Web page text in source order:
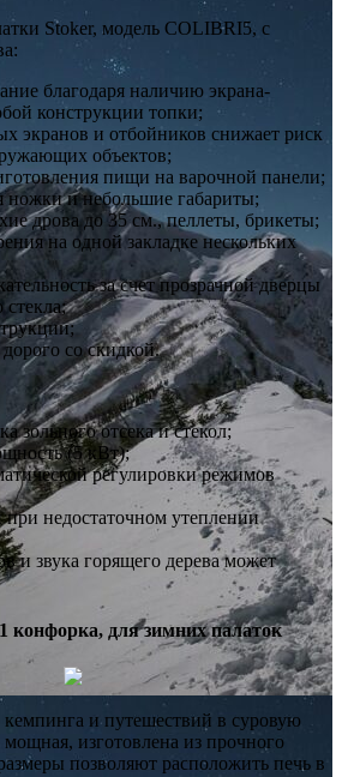
Stoker, модель COLIBRI5, с
благодаря наличию экрана-
конструкции топки;
экранов и отбойников снижает риск
объектов;
пищи на варочной панели;
ножки и небольшие габариты;
дрова до 35 см., пеллеты, брикеты;
на одной закладке нескольких
за счет прозрачной дверцы
со скидкой.
зольного отсека и стекол;
(5 кВт);
регулировки режимов
при недостаточном утеплении
и звука горящего дерева может
конфорка, для зимних палаток
и путешествий в суровую
изготовлена из прочного
позволяют расположить печь в